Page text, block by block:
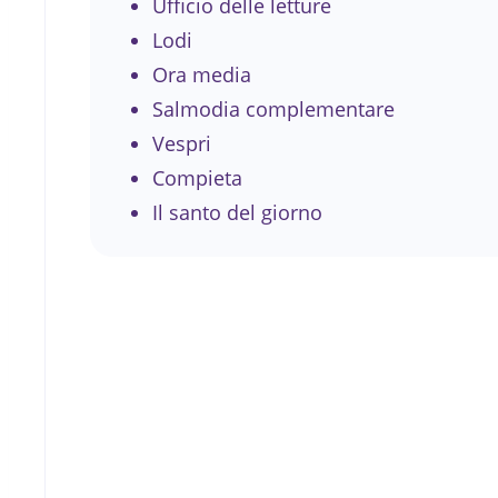
Ufficio delle letture
Lodi
Ora media
Salmodia complementare
Vespri
Compieta
Il santo del giorno